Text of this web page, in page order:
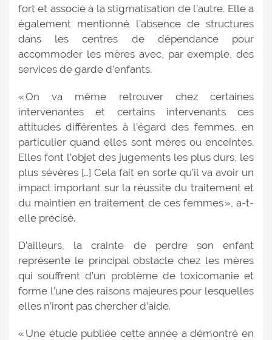
fort et associé à la stigmatisation de l’autre. Elle a
également mentionné l’absence de structures
dans les centres de dépendance pour
accommoder les mères avec, par exemple, des
services de garde d’enfants.
« On va même retrouver chez certaines
intervenantes et certains intervenants ces
attitudes différentes à l’égard des femmes, en
particulier quand elles sont mères ou enceintes.
Elles font l’objet des jugements les plus durs, les
plus sévères […] Cela fait en sorte qu’il va avoir un
impact important sur la réussite du traitement et
du maintien en traitement de ces femmes », a-t-
elle précisé.
D’ailleurs, la crainte de perdre son enfant
représente le principal obstacle chez les mères
qui souffrent d’un problème de toxicomanie et
forme l’une des raisons majeures pour lesquelles
elles n’iront pas chercher d’aide.
« Une étude publiée cette année a démontré en